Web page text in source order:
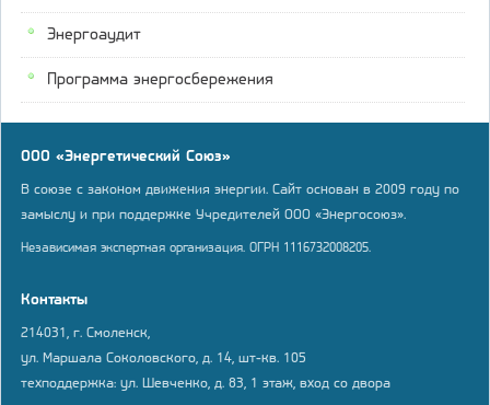
Энергоаудит
Программа энергосбережения
ООО «Энергетический Союз»
В союзе с законом движения энергии. Сайт основан в 2009 году по
замыслу и при поддержке Учредителей ООО «Энергосоюз».
Независимая экспертная организация. ОГРН 1116732008205.
Контакты
214031, г. Смоленск,
ул. Маршала Соколовского, д. 14, шт-кв. 105
техподдержка: ул. Шевченко, д. 83, 1 этаж, вход со двора